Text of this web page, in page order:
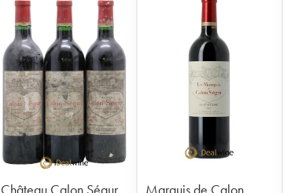
Château Calon Ségur
Marquis de Calon